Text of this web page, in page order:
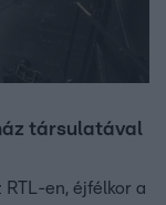
társulatával
en, éjfélkor a